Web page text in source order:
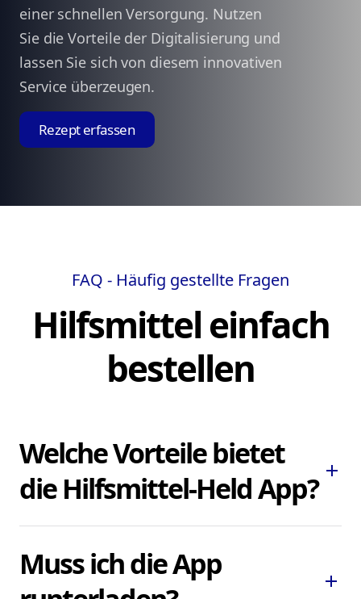
einer schnellen Versorgung. Nutzen
Sie die Vorteile der Digitalisierung und
lassen Sie sich von diesem innovativen
Service überzeugen.
Rezept erfassen
FAQ - Häufig gestellte Fragen
Hilfsmittel einfach
bestellen
Welche Vorteile bietet
die Hilfsmittel-Held App? add
Ihnen, dringend benötigte Pflegehilfsmittel
und Hilfsmittel schnell und bequem zu
Muss ich die App
add